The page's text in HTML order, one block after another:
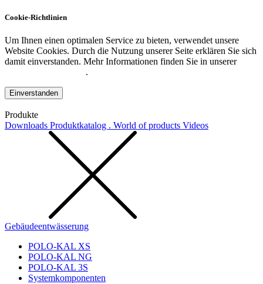
Cookie-Richtlinien
Um Ihnen einen optimalen Service zu bieten, verwendet unsere
Website Cookies. Durch die Nutzung unserer Seite erklären Sie sich
damit einverstanden. Mehr Informationen finden Sie in unserer
.
Einverstanden
Produkte
Downloads Produktkatalog . World of products Videos
Gebäudeentwässerung
POLO-KAL XS
POLO-KAL NG
POLO-KAL 3S
Systemkomponenten